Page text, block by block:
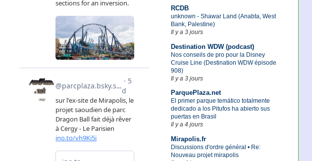
RCDB
unknown - Shawar Land (Anabta, West
Bank, Palestine)
Il y a 3 jours
Destination WDW (podcast)
Nos conseils de pro pour la Disney
Cruise Line (Destination WDW épisode
908)
Il y a 3 jours
ParquePlaza.net
El primer parque temático totalmente
dedicado a los Pitufos ha abierto sus
puertas en Brasil
Il y a 4 jours
Mirapolis.fr
Discussions d'ordre général • Re:
Nouveau projet mirapolis